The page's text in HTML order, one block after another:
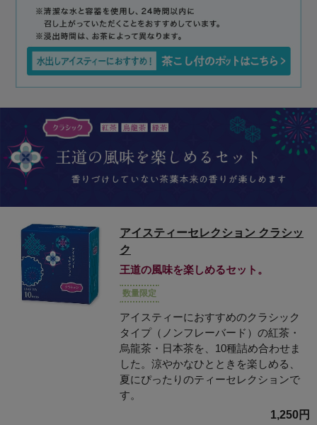
アイスティーセレクション クラシッ
ク
王道の風味を楽しめるセット。
数量限定
アイスティーにおすすめのクラシック
タイプ（ノンフレーバード）の紅茶・
烏龍茶・日本茶を、10種詰め合わせま
した。涼やかなひとときを楽しめる、
夏にぴったりのティーセレクションで
す。
1,250円